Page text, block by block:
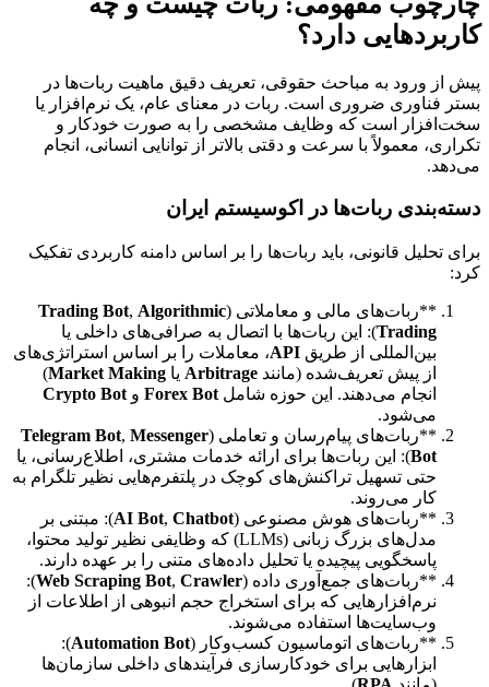
کاربردهایی دارد؟
پیش از ورود به مباحث حقوقی، تعریف دقیق ماهیت ربات‌ها در
بستر فناوری ضروری است. ربات در معنای عام، یک نرم‌افزار یا
سخت‌افزار است که وظایف مشخصی را به صورت خودکار و
تکراری، معمولاً با سرعت و دقتی بالاتر از توانایی انسانی، انجام
می‌دهد.
دسته‌بندی ربات‌ها در اکوسیستم ایران
برای تحلیل قانونی، باید ربات‌ها را بر اساس دامنه کاربردی تفکیک
کرد:
**ربات‌های مالی و معاملاتی ( Trading Bot, Algorithmic
Trading): این ربات‌ها با اتصال به صرافی‌های داخلی یا
بین‌المللی از طریق API، معاملات را بر اساس استراتژی‌های
از پیش تعریف‌شده (مانند Arbitrage یا Market Making
)
انجام می‌دهند. این حوزه شامل Forex Bot و Crypto Bot
می‌شود.
**ربات‌های پیام‌رسان و تعاملی (
Telegram Bot, Messenger
Bot): این ربات‌ها برای ارائه خدمات مشتری، اطلاع‌رسانی، یا
حتی تسهیل تراکنش‌های کوچک در پلتفرم‌هایی نظیر تلگرام به
کار می‌روند.
**ربات‌های هوش مصنوعی (
AI Bot, Chatbot
): مبتنی بر
مدل‌های بزرگ زبانی (LLMs) که وظایفی نظیر تولید محتوا،
پاسخگویی پیچیده یا تحلیل داده‌های متنی را بر عهده دارند.
**ربات‌های جمع‌آوری داده (
Web Scraping Bot, Crawler
):
نرم‌افزارهایی که برای استخراج حجم انبوهی از اطلاعات از
وب‌سایت‌ها استفاده می‌شوند.
**ربات‌های اتوماسیون کسب‌وکار (Automation Bot
):
ابزارهایی برای خودکارسازی فرآیندهای داخلی سازمان‌ها